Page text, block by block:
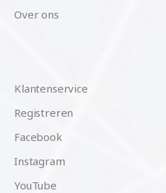
Over ons
Klantenservice
Registreren
Facebook
Instagram
YouTube